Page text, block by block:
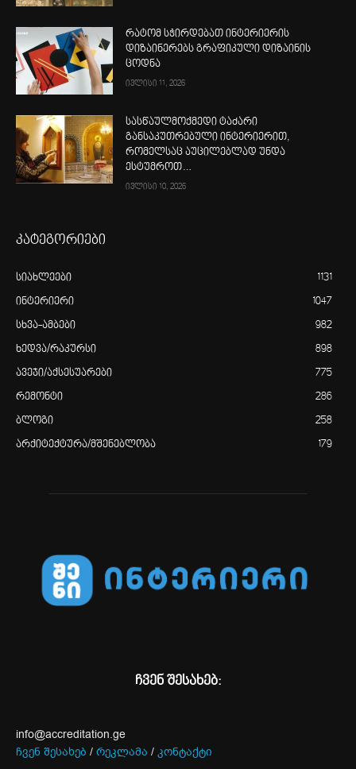
რატომ სჭირდებათ ინტერიერის
დიზაინერებს გრაფიკული დიზაინის
ცოდნა
ივლისი 11, 2026
სასწაულმოქმედი ტაძარი
განსაკუთრებული ინტერიერით,
რომელსაც აუცილებლად უნდა
ესტუმროთ…
ივლისი 10, 2026
კატეგორიები
სიახლეები 1131
ინტერიერი 1047
სხვა-ამბები 982
ხედვა/რაკურსი 898
ავეჯი/აქსესუარები 775
რემონტი 286
ბლოგი 258
არქიტექტურა/მშენებლობა 179
ჩვენ შესახებ:
info@accreditation.ge
ჩვენ შესახებ / რეკლამა / კონტაქტი